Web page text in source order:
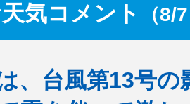
気コメント （8/
、台風第13号の